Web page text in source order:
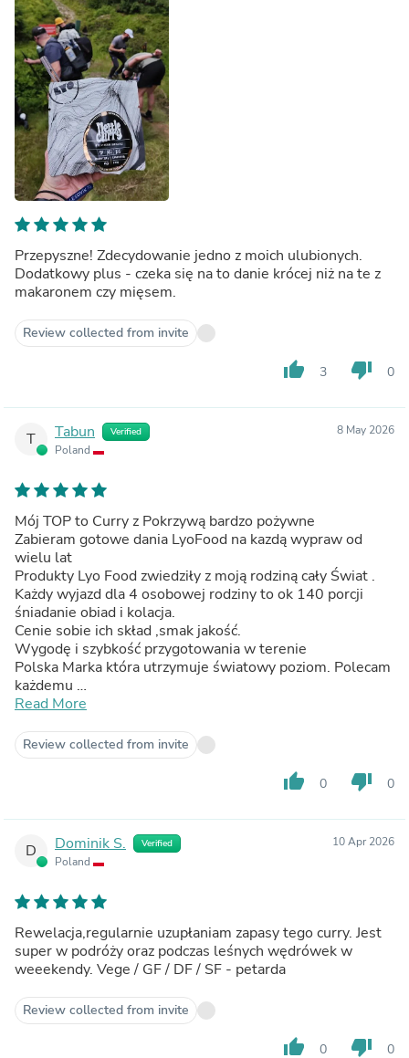
Przepyszne! Zdecydowanie jedno z moich ulubionych.
Dodatkowy plus - czeka się na to danie krócej niż na te z
makaronem czy mięsem.
Review collected from invite
thumb_up 3 thumb_down 0
T Tabun Verified
Poland
8 May 2026
Mój TOP to Curry z Pokrzywą bardzo pożywne
Zabieram gotowe dania LyoFood na kazdą wypraw od
wielu lat
Produkty Lyo Food zwiedziły z moją rodziną cały Świat .
Każdy wyjazd dla 4 osobowej rodziny to ok 140 porcji
śniadanie obiad i kolacja.
Cenie sobie ich skład ,smak jakość.
Wygodę i szybkość przygotowania w terenie
Polska Marka która utrzymuje światowy poziom. Polecam
każdemu
Obsługa Klienta bardzo miła i sprawna
Read More
Review collected from invite
thumb_up 0 thumb_down 0
D Dominik S. Verified
Poland
10 Apr 2026
Rewelacja,regularnie uzupłaniam zapasy tego curry. Jest
super w podróży oraz podczas leśnych wędrówek w
weeekendy. Vege / GF / DF / SF - petarda
Review collected from invite
thumb_up 0 thumb_down 0